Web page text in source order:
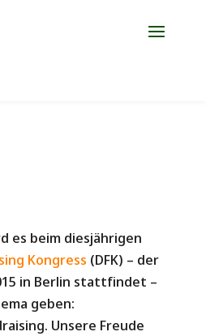
2027 sichern!
es beim diesjährigen
Kongress (DFK) – der
in Berlin stattfindet –
geben:
Unsere Freude